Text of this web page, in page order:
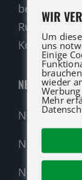
beraten Sie
Rufen Sie
WIR
Um
uns
Einige
wieder
Mehr